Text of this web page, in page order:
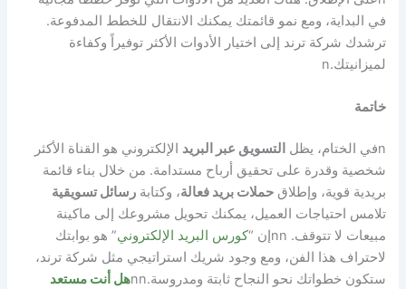
في البداية، ومع نمو قائمتك يمكنك الانتقال للخطط المدفوعة.
ترشدك شركة ترند إلى اختيار الأدوات الأكثر توفيراً وكفاءة
لميزانيتك.n
خاتمة
nفي الختام، يظل التسويق عبر البريد الإلكتروني هو القناة الأكثر
شخصية وقدرة على تحقيق أرباح مستدامة. من خلال بناء قائمة
بريدية قوية، وإطلاقحملات بريد فعالة، وكتابةرسائل تسويقية
تلامس احتياجات العميل، يمكنك تحويل مشروعك إلى ماكينة
مبيعات لا تتوقف. nnإن “كورس البريد الإلكتروني” هو بوابتك
لاحتراف هذا الفن، ومع وجود شريك استراتيجي مثل شركة ترند،
ستكون خطواتك نحو النجاح ثابتة ومدروسة.nnهل أنت مستعد